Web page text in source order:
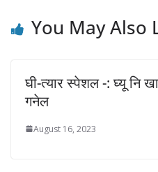
You May Also
घी-त्यार स्पेशल -: घ्यू नि
गनेल
August 16, 2023